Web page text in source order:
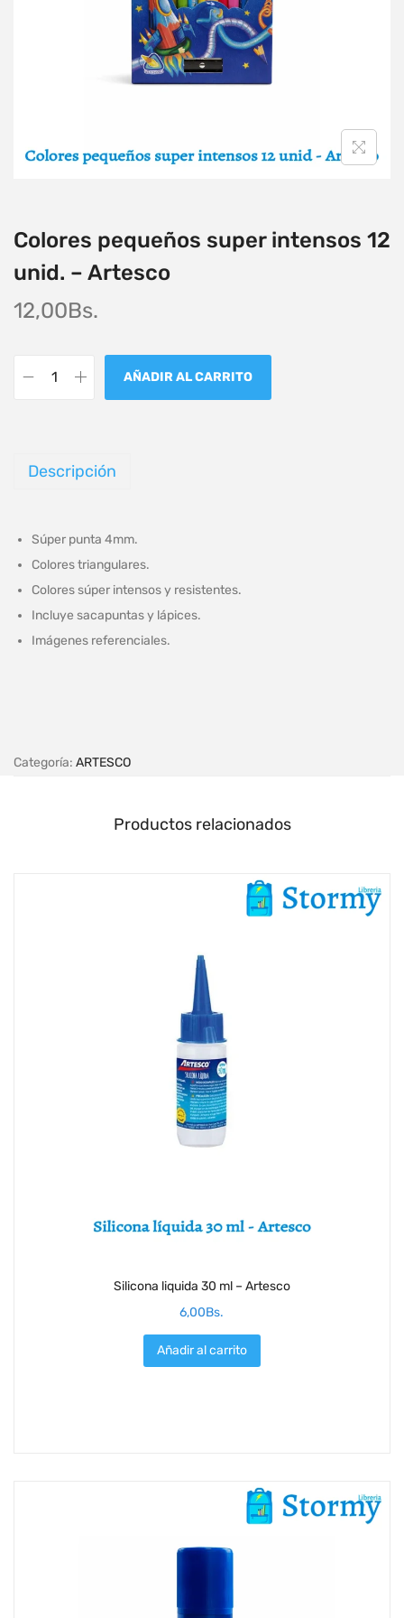
Colores pequeños super intensos 12
unid. – Artesco
12,00Bs.
AÑADIR AL CARRITO
Descripción
Súper punta 4mm.
Colores triangulares.
Colores súper intensos y resistentes.
Incluye sacapuntas y lápices.
Imágenes referenciales.
Categoría: ARTESCO
Productos relacionados
Silicona liquida 30 ml – Artesco
6,00Bs.
Añadir al carrito